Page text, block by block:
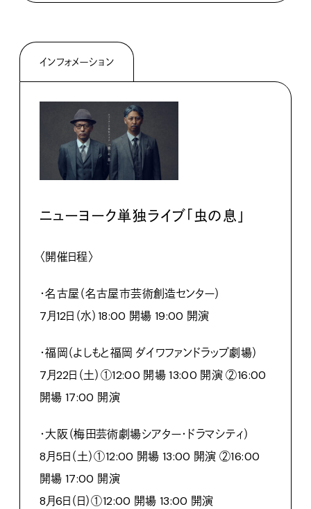
インフォメーション
ニューヨーク単独ライブ「虫の息」
〈開催日程〉
・名古屋（名古屋市芸術創造センター）
7月12日（水）18:00 開場 19:00 開演
・福岡（よしもと福岡 ダイワファンドラップ劇場）
7月22日（土）①12:00 開場 13:00 開演 ②16:00
開場 17:00 開演
・大阪（梅田芸術劇場シアター・ドラマシティ）
8月5日（土）①12:00 開場 13:00 開演 ②16:00
開場 17:00 開演
8月6日（日）①12:00 開場 13:00 開演